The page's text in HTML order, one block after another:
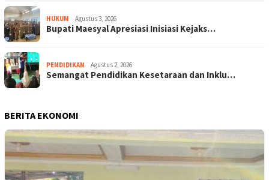
HUKUM Agustus 3, 2026
Bupati Maesyal Apresiasi Inisiasi Kejaks…
PENDIDIKAN Agustus 2, 2026
Semangat Pendidikan Kesetaraan dan Inklu…
BERITA EKONOMI